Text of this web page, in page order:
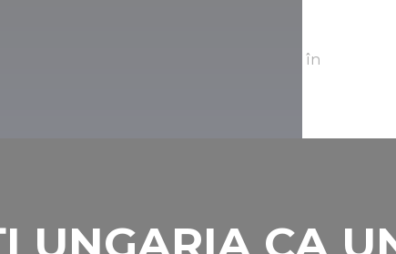
antrenament atrag vizitatori de departe, în
UNGARIA CA